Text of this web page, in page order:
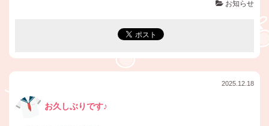
お知らせ
2025.12.18
お久しぶりです♪